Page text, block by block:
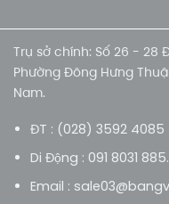
Trụ sở chính: Số 26 - 28
Phường Đông Hưng
Nam.
ĐT : (028) 3592 4085
Di Động : 091 8031 885.
Email :